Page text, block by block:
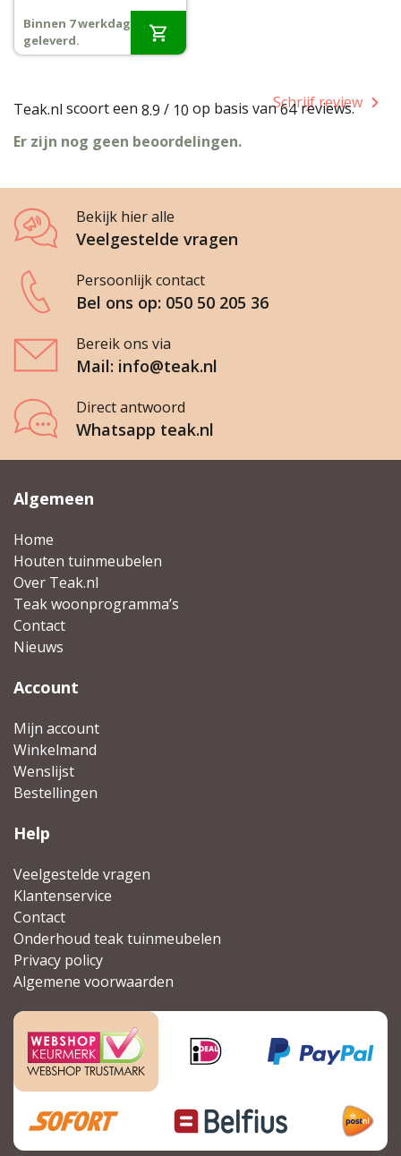
Binnen 7 werkdagen
geleverd.
Schrijf review
Teak.nl scoort een 8.9 / 10 op basis van64 reviews.
Er zijn nog geen beoordelingen.
Bekijk hier alle
Veelgestelde vragen
Persoonlijk contact
Bel ons op: 050 50 205 36
Bereik ons via
Mail: info@teak.nl
Direct antwoord
Whatsapp teak.nl
Algemeen
Home
Houten tuinmeubelen
Over Teak.nl
Teak woonprogramma’s
Contact
Nieuws
Account
Mijn account
Winkelmand
Wenslijst
Bestellingen
Help
Veelgestelde vragen
Klantenservice
Contact
Onderhoud teak tuinmeubelen
Privacy policy
Algemene voorwaarden